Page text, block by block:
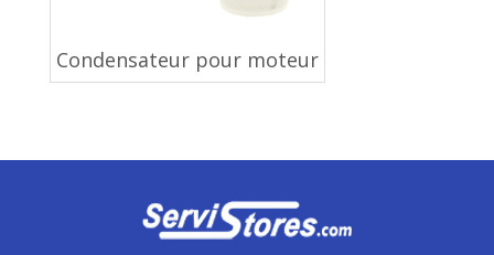
Condensateur pour moteur